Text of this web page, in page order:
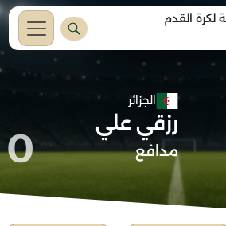
لكرة القدم
الجزائر
رزقي علي
مدافع 0